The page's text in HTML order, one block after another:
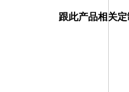
跟此产品相关定